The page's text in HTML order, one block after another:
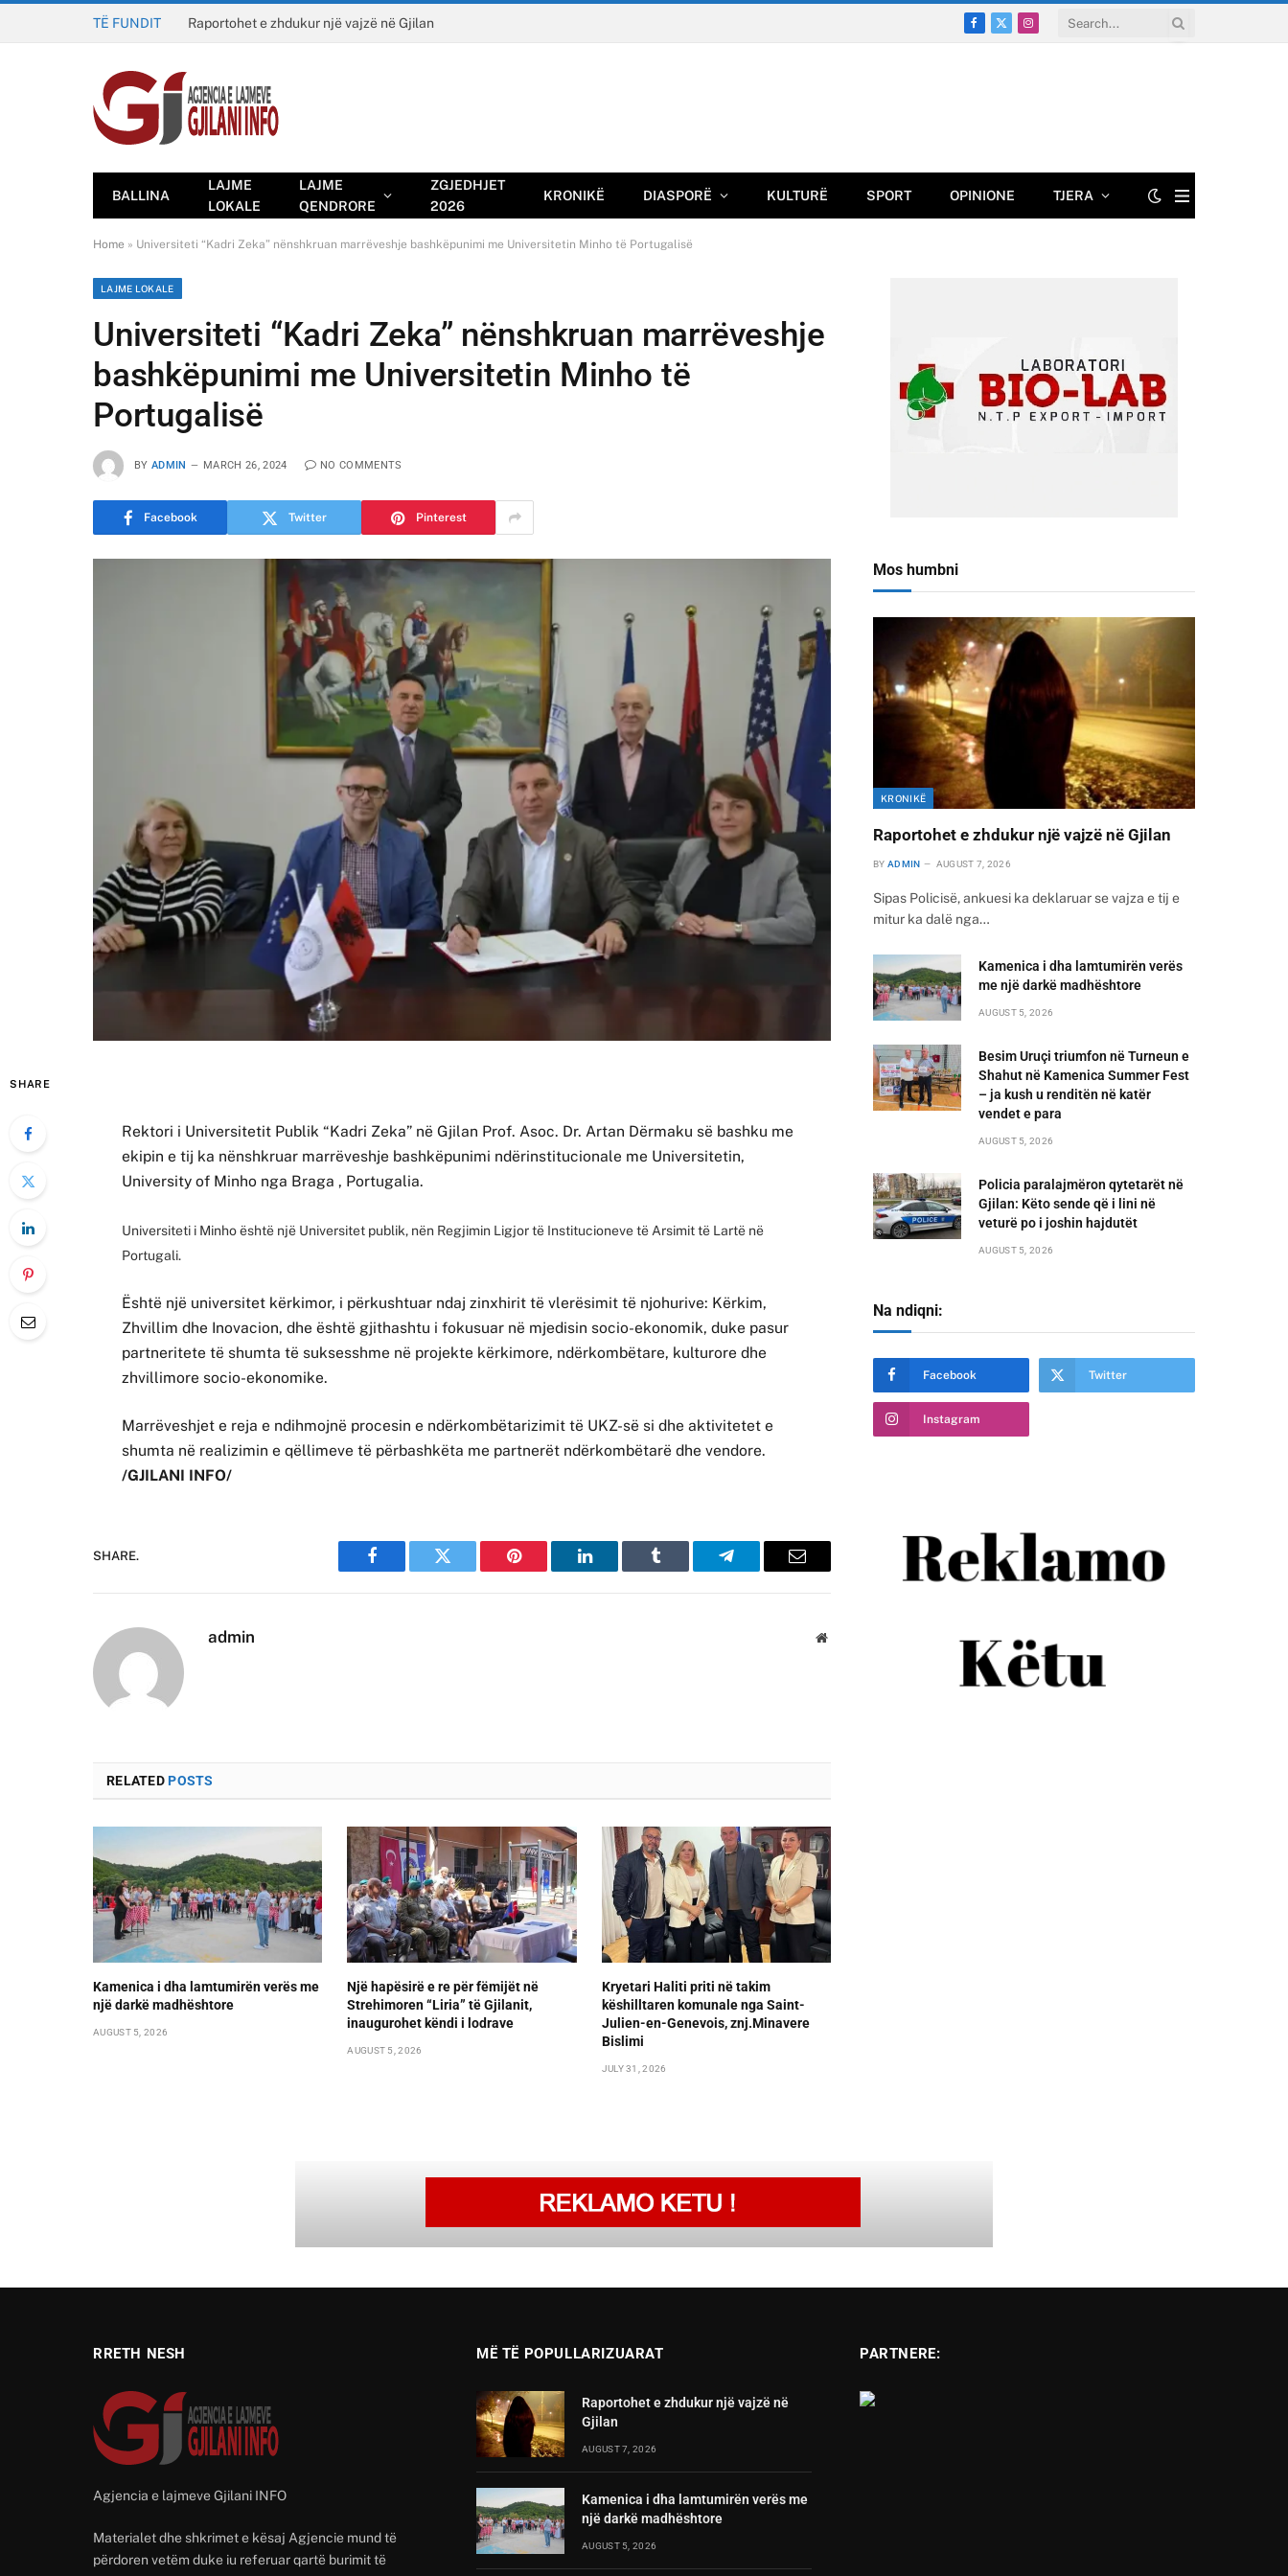
TË FUNDIT Raportohet e zhdukur një vajzë në Gjilan
Facebook
X
Instagram
BALLINA
LAJME
LOKALE
LAJME
QENDRORE
ZGJEDHJET
2026
KRONIKË DIASPORË KULTURË SPORT OPINIONE TJERA
Home » Universiteti “Kadri Zeka” nënshkruan marrëveshje bashkëpunimi me Universitetin Minho të Portugalisë
LAJME LOKALE
Universiteti “Kadri Zeka” nënshkruan marrëveshje
bashkëpunimi me Universitetin Minho të
Portugalisë
BY ADMIN MARCH 26, 2024 NO COMMENTS
Facebook Twitter Pinterest
SHARE
Rektori i Universitetit Publik “Kadri Zeka” në Gjilan Prof. Asoc. Dr. Artan Dërmaku së bashku me
ekipin e tij ka nënshkruar marrëveshje bashkëpunimi ndërinstitucionale me Universitetin,
University of Minho nga Braga , Portugalia.
Universiteti i Minho është një Universitet publik, nën Regjimin Ligjor të Institucioneve të Arsimit të Lartë në
Portugali.
Është një universitet kërkimor, i përkushtuar ndaj zinxhirit të vlerësimit të njohurive: Kërkim,
Zhvillim dhe Inovacion, dhe është gjithashtu i fokusuar në mjedisin socio-ekonomik, duke pasur
partneritete të shumta të suksesshme në projekte kërkimore, ndërkombëtare, kulturore dhe
zhvillimore socio-ekonomike.
Marrëveshjet e reja e ndihmojnë procesin e ndërkombëtarizimit të UKZ-së si dhe aktivitetet e
shumta në realizimin e qëllimeve të përbashkëta me partnerët ndërkombëtarë dhe vendore.
/GJILANI INFO/
SHARE.
Facebook Twitter Pinterest LinkedIn Tumblr Telegram Email
admin Website
RELATEDPOSTS
Kamenica i dha lamtumirën verës me
një darkë madhështore
AUGUST 5, 2026
Një hapësirë e re për fëmijët në
Strehimoren “Liria” të Gjilanit,
inaugurohet këndi i lodrave
AUGUST 5, 2026
Kryetari Haliti priti në takim
këshilltaren komunale nga Saint-
Julien-en-Genevois, znj.Minavere
Bislimi
JULY 31, 2026
Mos humbni
KRONIKË
Raportohet e zhdukur një vajzë në Gjilan
BY ADMIN AUGUST 7, 2026
Sipas Policisë, ankuesi ka deklaruar se vajza e tij e
mitur ka dalë nga…
Kamenica i dha lamtumirën verës
me një darkë madhështore
AUGUST 5, 2026
Besim Uruçi triumfon në Turneun e
Shahut në Kamenica Summer Fest
– ja kush u renditën në katër
vendet e para
AUGUST 5, 2026
Policia paralajmëron qytetarët në
Gjilan: Këto sende që i lini në
veturë po i joshin hajdutët
AUGUST 5, 2026
Na ndiqni:
Facebook Twitter
Instagram
RRETH NESH
Agjencia e lajmeve Gjilani INFO
Materialet dhe shkrimet e kësaj Agjencie mund të
përdoren vetëm duke iu referuar qartë burimit të
MË TË POPULLARIZUARAT
Raportohet e zhdukur një vajzë në
Gjilan
AUGUST 7, 2026
Kamenica i dha lamtumirën verës me
një darkë madhështore
AUGUST 5, 2026
PARTNERE: